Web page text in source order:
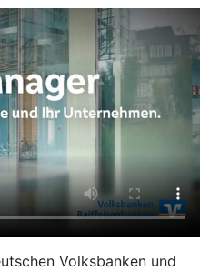
Volksbanken und